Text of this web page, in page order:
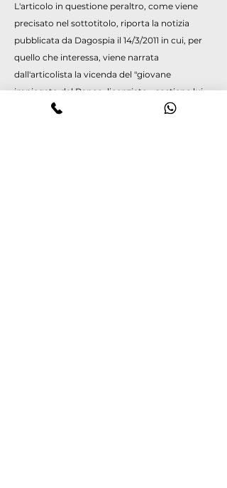
L'articolo in questione peraltro, come viene
precisato nel sottotitolo, riporta la notizia
pubblicata da Dagospia il 14/3/2011 in cui, per
quello che interessa, viene narrata
dall'articolista la vicenda del "giovane
impiegato del Banco, licenziato - sostiene lui -
per avere denunciato varie irregolarità in filiale